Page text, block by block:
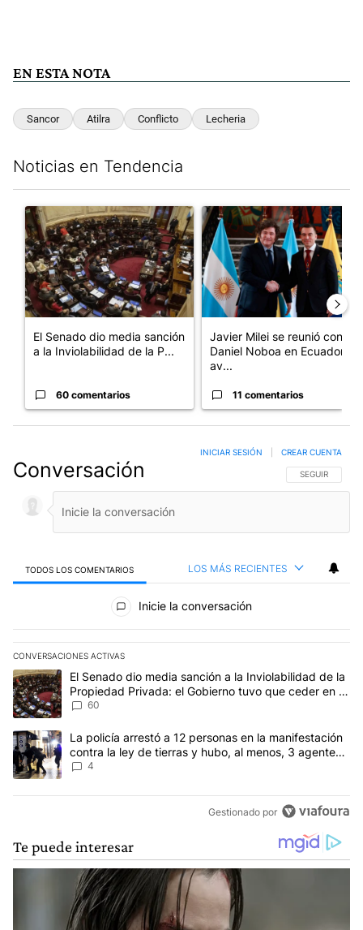
EN ESTA NOTA
Sancor Atilra Conflicto Lecheria
Noticias en Tendencia
Un artículo de tendencia con el título "El Senado dio media
El Senado dio media sanción
a la Inviolabilidad de la P...
60 comentarios
Un artículo de tendencia con
Javier Milei se reunió con
Daniel Noboa en Ecuador y
av...
11 comentarios
Conversación SIGA ESTA
SEGUIR
INICIAR SESIÓN CREAR CUENTA
TODOS LOS COMENTARIOS LOS MÁS RECIENTES
Todos los comentarios
Inicie la conversación
CONVERSACIONES ACTIVAS
Este listado muestra los artículos con más comentarios en los
Un artículo de tendencia con el título "El Senado dio media
El Senado dio media sanción a la Inviolabilidad de la
Propiedad Privada: el Gobierno tuvo que ceder en la
Ley del Manejo del Fuego
60
Un artículo de tendencia con el título "La policía arrestó a 12
La policía arrestó a 12 personas en la manifestación
contra la ley de tierras y hubo, al menos, 3 agentes
heridos
4
Gestionado por